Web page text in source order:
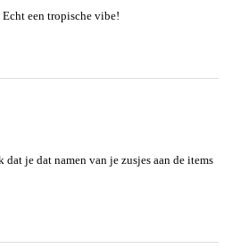
een tropische vibe!
dat je dat namen van je zusjes aan de items